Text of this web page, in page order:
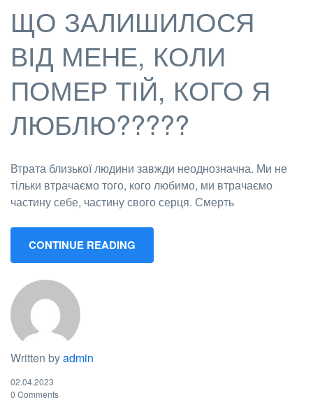
ЩО ЗАЛИШИЛОСЯ
ВІД МЕНЕ, КОЛИ
ПОМЕР ТІЙ, КОГО Я
ЛЮБЛЮ?????
Втрата близької людини завжди неоднозначна. Ми не
тільки втрачаємо того, кого любимо, ми втрачаємо
частину себе, частину свого серця. Смерть
CONTINUE READING
Written byadmin
02.04.2023
0 Comments